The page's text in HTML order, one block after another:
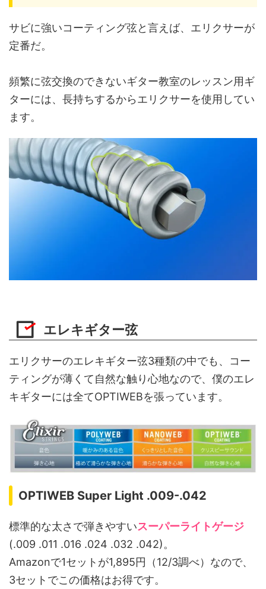
サビに強いコーティング弦と言えば、エリクサーが
定番だ。
頻繁に弦交換のできないギター教室のレッスン用ギ
ターには、長持ちするからエリクサーを使用してい
ます。
エレキギター弦
エリクサーのエレキギター弦3種類の中でも、コー
ティングが薄くて自然な触り心地なので、僕のエレ
キギターには全てOPTIWEBを張っています。
OPTIWEB Super Light .009-.042
標準的な太さで弾きやすいスーパーライトゲージ
(.009 .011 .016 .024 .032 .042)。
Amazonで1セットが1,895円（12/3調べ）なので、
3セットでこの価格はお得です。